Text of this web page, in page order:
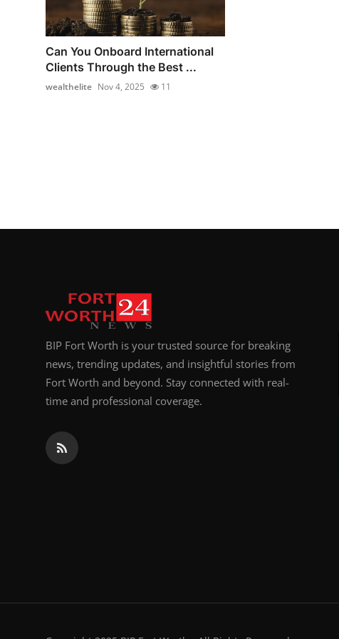
Can You Onboard International
Clients Through the Best ...
wealthelite Nov 4, 2025 11
BIP Fort Worth is your trusted source for breaking
news, trending updates, and insightful stories from
Fort Worth and beyond. Stay connected with real-
time and professional coverage.